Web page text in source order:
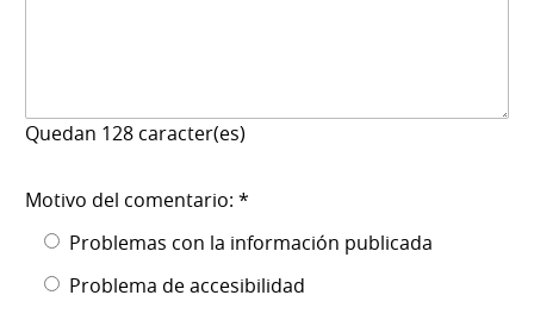
Quedan 128 caracter(es)
Motivo del comentario: *
Problemas con la información publicada
Problema de accesibilidad